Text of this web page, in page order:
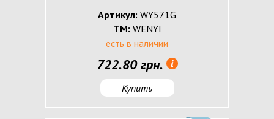
Артикул: WY571G
ТМ: WENYI
есть в наличии
722.80 грн.
Купить